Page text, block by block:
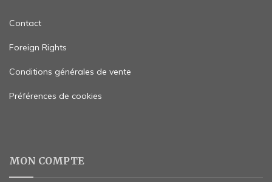
Contact
Foreign Rights
Conditions générales de vente
Préférences de cookies
MON COMPTE